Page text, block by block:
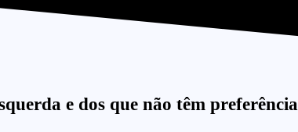
e dos que não têm preferência